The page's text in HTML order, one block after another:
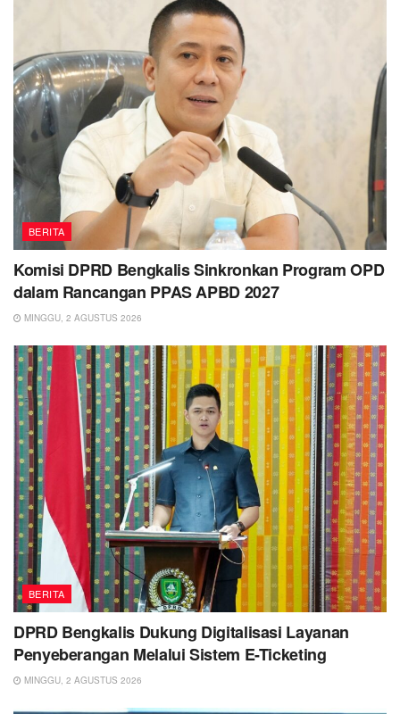
BERITA
Komisi DPRD Bengkalis Sinkronkan Program OPD
dalam Rancangan PPAS APBD 2027
MINGGU, 2 AGUSTUS 2026
BERITA
DPRD Bengkalis Dukung Digitalisasi Layanan
Penyeberangan Melalui Sistem E-Ticketing
MINGGU, 2 AGUSTUS 2026